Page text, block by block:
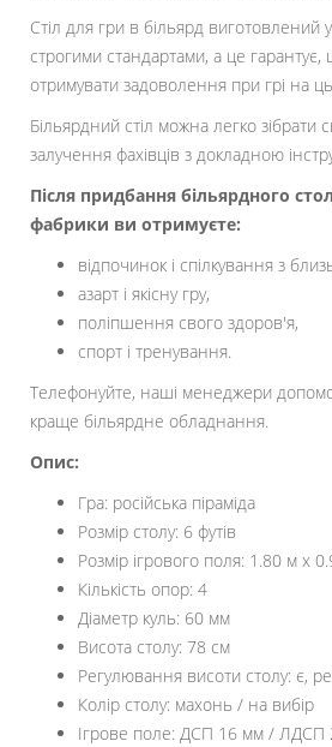
Стіл для гри в більярд виготовлений у
строгими стандартами, а це
отримувати задоволення при грі на
Більярдний стіл можна легко зібрати
залучення фахівців з докладною
Після придбання більярдного
фабрики ви отримуєте:
відпочинок і спілкування з
азарт і якісну гру,
поліпшення свого здоров'я,
спорт і тренування.
Телефонуйте, наші менеджери
краще більярдне обладнання.
Опис:
Гра: російська піраміда
Розмір столу: 6 футів
Розмір ігрового поля: 1.80 м х
Кількість опор: 4
Діаметр куль: 60 мм
Висота столу: 78 см
Регулювання висоти столу: є,
Колір столу: махонь / на вибір
Ігрове поле: ДСП 16 мм / ЛДСП